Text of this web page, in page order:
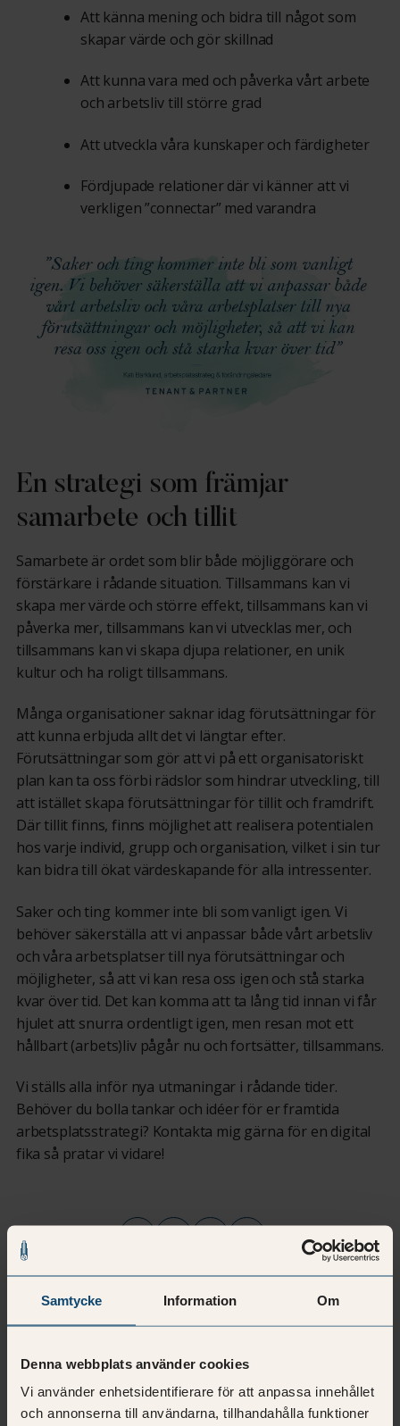
Samtycke Information Om
Denna webbplats använder cookies
Vi använder enhetsidentifierare för att anpassa innehållet
och annonserna till användarna, tillhandahålla funktioner
Att känna mening och bidra till något som
skapar värde och gör skillnad
Att kunna vara med och påverka vårt arbete
och arbetsliv till större grad
Att utveckla våra kunskaper och färdigheter
Fördjupade relationer där vi känner att vi
verkligen ”connectar” med varandra
En strategi som främjar
samarbete och tillit
Samarbete är ordet som blir både möjliggörare och
förstärkare i rådande situation. Tillsammans kan vi
skapa mer värde och större effekt, tillsammans kan vi
påverka mer, tillsammans kan vi utvecklas mer, och
tillsammans kan vi skapa djupa relationer, en unik
kultur och ha roligt tillsammans.
Många organisationer saknar idag förutsättningar för
att kunna erbjuda allt det vi längtar efter.
Förutsättningar som gör att vi på ett organisatoriskt
plan kan ta oss förbi rädslor som hindrar utveckling, till
att istället skapa förutsättningar för tillit och framdrift.
Där tillit finns, finns möjlighet att realisera potentialen
hos varje individ, grupp och organisation, vilket i sin tur
kan bidra till ökat värdeskapande för alla intressenter.
Saker och ting kommer inte bli som vanligt igen. Vi
behöver säkerställa att vi anpassar både vårt arbetsliv
och våra arbetsplatser till nya förutsättningar och
möjligheter, så att vi kan resa oss igen och stå starka
kvar över tid. Det kan komma att ta lång tid innan vi får
hjulet att snurra ordentligt igen, men resan mot ett
hållbart (arbets)liv pågår nu och fortsätter, tillsammans.
Vi ställs alla inför nya utmaningar i rådande tider.
Behöver du bolla tankar och idéer för er framtida
arbetsplatsstrategi? Kontakta mig gärna för en digital
fika så pratar vi vidare!